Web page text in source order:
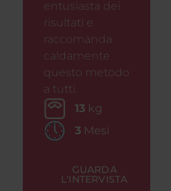
entusiasta dei
risultati e
raccomanda
caldamente
questo metodo
a tutti.
13 kg
3 Mesi
GUARDA
L'INTERVISTA